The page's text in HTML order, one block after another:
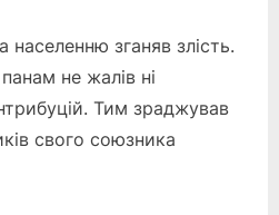
населенню зганяв злість.
не жалів ні
Тим зраджував
свого союзника